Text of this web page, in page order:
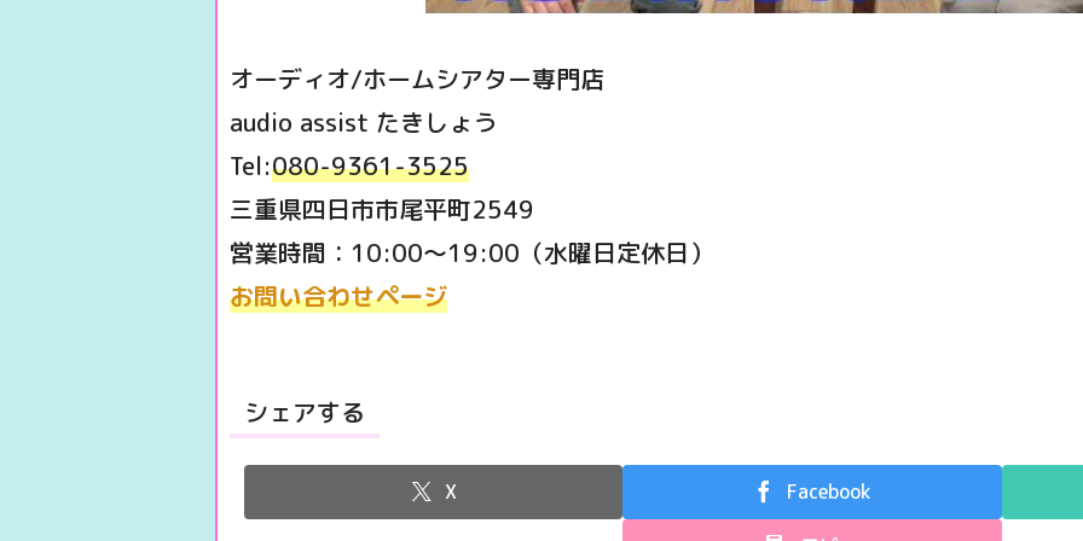
オーディオ/ホームシアター専門店
audio assist たきしょう
Tel:080-9361-3525
三重県四日市市尾平町2549
営業時間：10:00～19:00（水曜日定休日）
お問い合わせページ
シェアする
X Facebook